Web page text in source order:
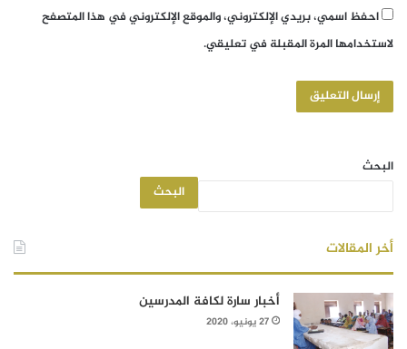
احفظ اسمي، بريدي الإلكتروني، والموقع الإلكتروني في هذا المتصفح
لاستخدامها المرة المقبلة في تعليقي.
البحث
البحث
أخر المقالات
أخبار سارة لكافة المدرسين
27 يونيو، 2020